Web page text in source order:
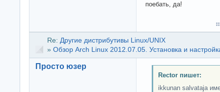
поебать, да!
Re: Другие дистрибутивы Linux/UNIX
» Обзор Arch Linux 2012.07.05. Установка и
Просто юзер
Rector пишет:
ikkunan salvataja